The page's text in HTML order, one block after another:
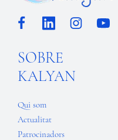
SOBRE
KALYAN
Qui som
Actualitat
Patrocinadors